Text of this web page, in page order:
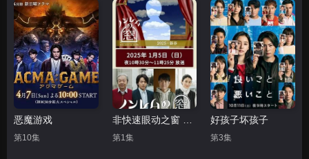
恶魔游戏
第10集 第1集
好孩子坏孩子
第3集